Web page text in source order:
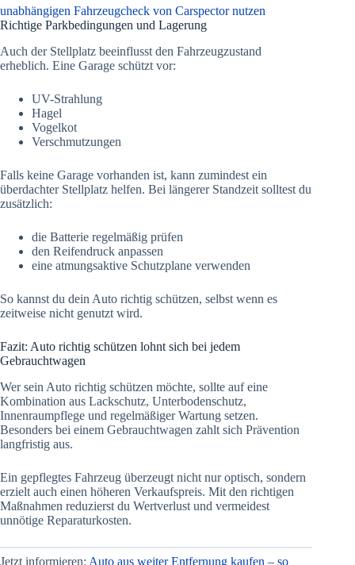
unabhängigen Fahrzeugcheck von Carspector nutzen
Richtige Parkbedingungen und Lagerung
Auch der Stellplatz beeinflusst den Fahrzeugzustand
erheblich. Eine Garage schützt vor:
UV-Strahlung
Hagel
Vogelkot
Verschmutzungen
Falls keine Garage vorhanden ist, kann zumindest ein
überdachter Stellplatz helfen. Bei längerer Standzeit solltest du
zusätzlich:
die Batterie regelmäßig prüfen
den Reifendruck anpassen
eine atmungsaktive Schutzplane verwenden
So kannst du dein Auto richtig schützen, selbst wenn es
zeitweise nicht genutzt wird.
Fazit: Auto richtig schützen lohnt sich bei jedem
Gebrauchtwagen
Wer sein Auto richtig schützen möchte, sollte auf eine
Kombination aus Lackschutz, Unterbodenschutz,
Innenraumpflege und regelmäßiger Wartung setzen.
Besonders bei einem Gebrauchtwagen zahlt sich Prävention
langfristig aus.
Ein gepflegtes Fahrzeug überzeugt nicht nur optisch, sondern
erzielt auch einen höheren Verkaufspreis. Mit den richtigen
Maßnahmen reduzierst du Wertverlust und vermeidest
unnötige Reparaturkosten.
Jetzt informieren: Auto aus weiter Entfernung kaufen – so